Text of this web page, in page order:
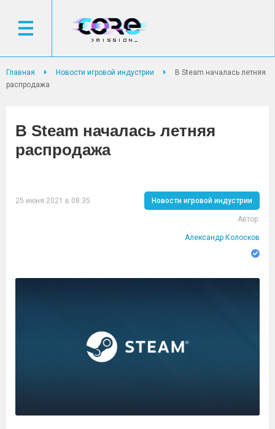
Главная Новости игровой индустрии
В Steam началась летняя
распродажа
В Steam началась летняя
распродажа
25 июня 2021 в 08:35 Новости игровой индустрии
Автор:
Александр Колосков